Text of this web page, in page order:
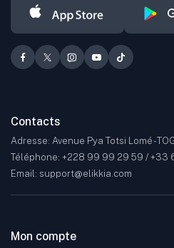
Contacts
Adresse: Avenue Pya Totsi Lomé -
Téléphone: +228 99 99 29 59 / +33
Email: support@elikkia.com
Mon compte